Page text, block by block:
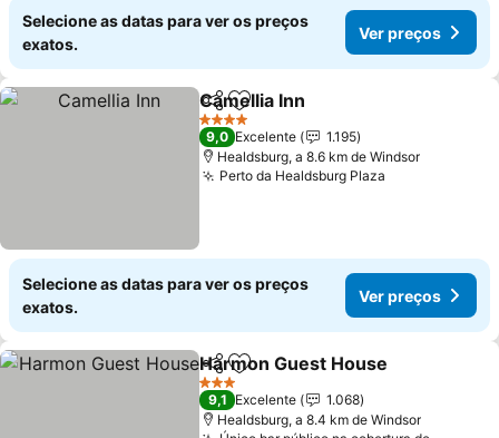
Selecione as datas para ver os preços
exatos.
Ver preços
PartilharAdicionar aos favoritos
Camellia Inn
4 Estrelas
9,0 Excelente
1.195
Healdsburg, a 8.6 km de Windsor
Perto da Healdsburg Plaza
Selecione as datas para ver os preços
exatos.
Ver preços
PartilharAdicionar aos favoritos
Harmon Guest House
3 Estrelas
9,1 Excelente
1.068
Healdsburg, a 8.4 km de Windsor